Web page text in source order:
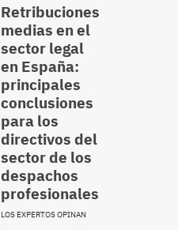
Retribuciones
medias en el
sector legal
en España:
principales
conclusiones
para los
directivos del
sector de los
despachos
profesionales
LOS EXPERTOS OPINAN